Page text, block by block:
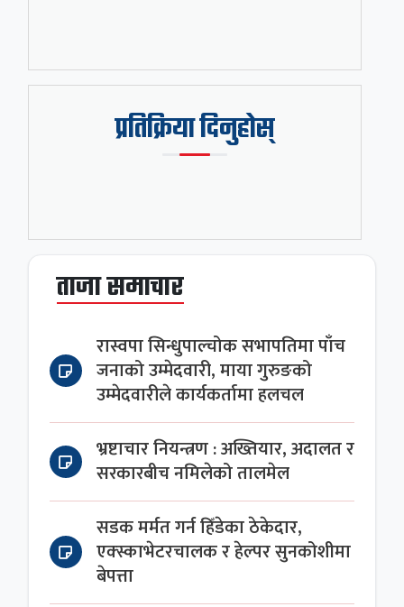
प्रतिक्रिया दिनुहोस्
ताजा समाचार
रास्वपा सिन्धुपाल्चोक सभापतिमा पाँच
जनाको उम्मेदवारी, माया गुरुङको
उम्मेदवारीले कार्यकर्तामा हलचल
भ्रष्टाचार नियन्त्रण : अख्तियार, अदालत र
सरकारबीच नमिलेको तालमेल
सडक मर्मत गर्न हिँडेका ठेकेदार,
एक्स्काभेटरचालक र हेल्पर सुनकोशीमा
बेपत्ता